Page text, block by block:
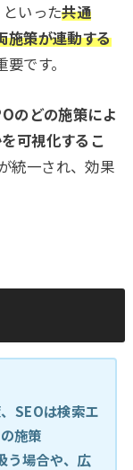
いった共通
施策が連動する
要です。
のどの施策によ
可視化するこ
統一され、効果
SEOは検索エ
施策
う場合や、広